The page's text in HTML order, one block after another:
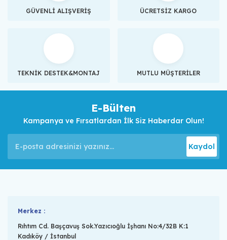
GÜVENLİ ALIŞVERİŞ ÜCRETSİZ KARGO
TEKNİK DESTEK&MONTAJ MUTLU MÜŞTERİLER
E-Bülten
Kampanya ve Fırsatlardan İlk Siz Haberdar Olun!
Kaydol
Merkez :
Rıhtım Cd. Başçavuş Sok.Yazıcıoğlu İşhanı No:4/32B K:1
Kadıköy / İstanbul